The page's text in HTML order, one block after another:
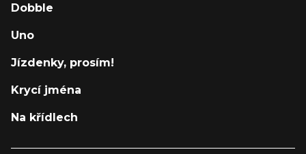
Dobble
Uno
Jízdenky, prosím!
Krycí jména
Na křídlech